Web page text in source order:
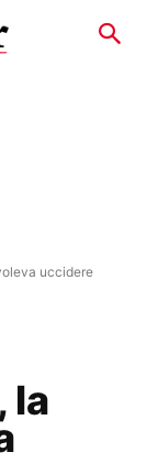
uccidere
la